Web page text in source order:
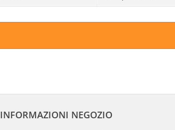
INFORMAZIONI NEGOZIO